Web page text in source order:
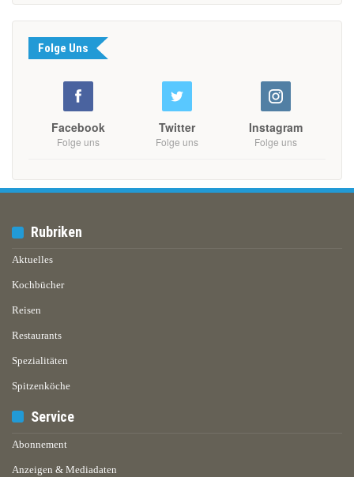
Folge Uns
Facebook
Folge uns
Twitter
Folge uns
Instagram
Folge uns
Rubriken
Aktuelles
Kochbücher
Reisen
Restaurants
Spezialitäten
Spitzenköche
Service
Abonnement
Anzeigen & Mediadaten